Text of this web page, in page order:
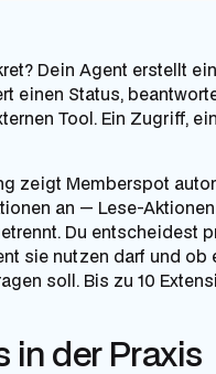
Dein Agent erstellt
einen Status,
Tool. Ein Zugriff,
zeigt Memberspot
an — Lese-
Du entscheidest
sie nutzen darf und ob
soll. Bis zu 10
in der Praxis